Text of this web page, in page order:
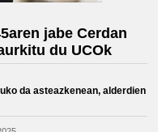
jabe Cerdan
du UCOk
da asteazkenean, alderdien